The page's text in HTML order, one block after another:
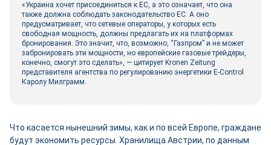
«Украина хочет присоединиться к ЕС, а это означает, что она
также должна соблюдать законодательство ЕС. А оно
предусматривает, что сетевые операторы, у которых есть
свободная мощность, должны предлагать их на платформах
бронирования. Это значит, что, возможно, “Газпром” и не может
забронировать эти мощности, но европейские газовые трейдеры,
конечно, смогут это сделать», — цитирует Kronen Zeitung
представителя агентства по регулированию энергетики E-Control
Каролу Милграмм.
Что касается нынешний зимы, как и по всей Европе, граждане
будут экономить ресурсы. Хранилища Австрии, по данным